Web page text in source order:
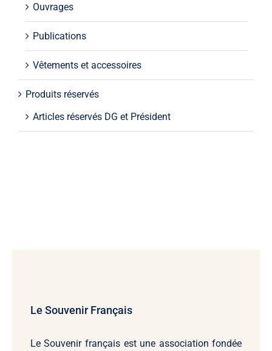
Ouvrages
Publications
Vêtements et accessoires
Produits réservés
Articles réservés DG et Président
Le Souvenir Français
Le Souvenir français est une association fondée